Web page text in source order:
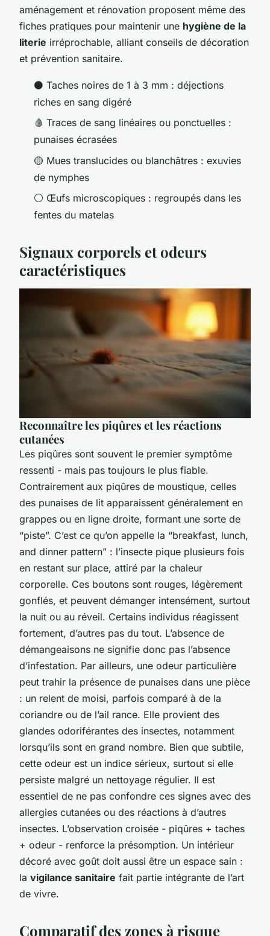
aménagement et rénovation proposent même des
fiches pratiques pour maintenir une hygiène de la
literie irréprochable, alliant conseils de décoration
et prévention sanitaire.
⚫ Taches noires de 1 à 3 mm : déjections
riches en sang digéré
🩸 Traces de sang linéaires ou ponctuelles :
punaises écrasées
🟡 Mues translucides ou blanchâtres : exuvies
de nymphes
⚪ Œufs microscopiques : regroupés dans les
fentes du matelas
Signaux corporels et odeurs
caractéristiques
Reconnaître les piqûres et les réactions
cutanées
Les piqûres sont souvent le premier symptôme
ressenti - mais pas toujours le plus fiable.
Contrairement aux piqûres de moustique, celles
des punaises de lit apparaissent généralement en
grappes ou en ligne droite, formant une sorte de
“piste”. C’est ce qu’on appelle la “breakfast, lunch,
and dinner pattern” : l’insecte pique plusieurs fois
en restant sur place, attiré par la chaleur
corporelle. Ces boutons sont rouges, légèrement
gonflés, et peuvent démanger intensément, surtout
la nuit ou au réveil. Certains individus réagissent
fortement, d’autres pas du tout. L’absence de
démangeaisons ne signifie donc pas l’absence
d’infestation. Par ailleurs, une odeur particulière
peut trahir la présence de punaises dans une pièce
: un relent de moisi, parfois comparé à de la
coriandre ou de l’ail rance. Elle provient des
glandes odoriférantes des insectes, notamment
lorsqu’ils sont en grand nombre. Bien que subtile,
cette odeur est un indice sérieux, surtout si elle
persiste malgré un nettoyage régulier. Il est
essentiel de ne pas confondre ces signes avec des
allergies cutanées ou des réactions à d’autres
insectes. L’observation croisée - piqûres + taches
+ odeur - renforce la présomption. Un intérieur
décoré avec goût doit aussi être un espace sain :
la vigilance sanitaire fait partie intégrante de l’art
de vivre.
Comparatif des zones à risque